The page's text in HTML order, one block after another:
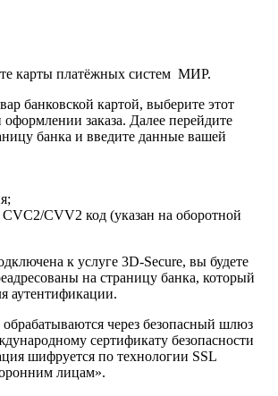
карты платёжных систем МИР.
банковской картой, выберите этот
заказа. Далее перейдите
банка и введите данные вашей
CVV2 код (указан на оборотной
к услуге 3D-Secure, вы будете
на страницу банка, который
аутентификации.
через безопасный шлюз
сертификату безопасности
шифруется по технологии SSL
лицам».